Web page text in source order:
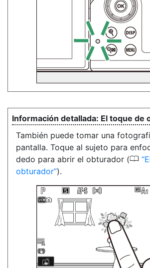
El toque de
También puede tomar una
pantalla. Toque al sujeto para
dedo para abrir el obturador (0
obturador ).